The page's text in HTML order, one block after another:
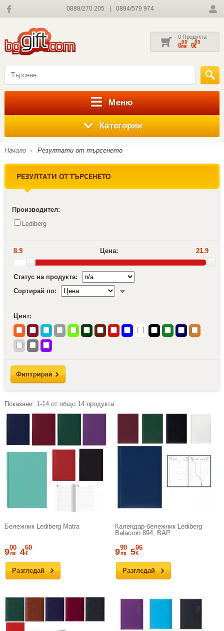
0888/270 205 0894/579 974
0 Продукта
000
лв 000
€
Меню
Категории
Начало Резултати от търсенето
РЕЗУЛТАТИ ОТ ТЪРСЕНЕТО
Производител:
Lediberg
8.9 Цена: 21.9
Статус на продукта:
Сортирай по:
Цвят:
Показани: 1-14от общо 14продукта
Бележник Lediberg Matra
Разгледай
900
лв 460
€
Календар-бележник Lediberg
Balacron 894, ВАР
Разгледай
990
лв 506
€